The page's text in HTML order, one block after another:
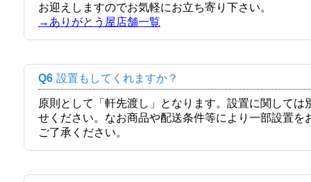
お迎えしますのでお気軽にお立ち寄り下さい。
→ありがとう屋店舗一覧
Q6 設置もしてくれますか？
原則として「軒先渡し」となります。設置に関して
せください。なお商品や配送条件等により一部設置
ご了承ください。